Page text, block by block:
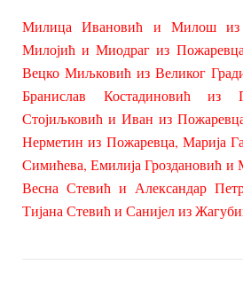
Милица Ивановић и Милош из
Милојић и Миодраг из
Вецко Миљковић из Великог
Бранислав Костадиновић из
Стојиљковић и Иван из
Нерметин из Пожаревца, Марија
Симићева, Емилија Гроздановић
Весна Стевић и Александар
Тијана Стевић и Санијел из